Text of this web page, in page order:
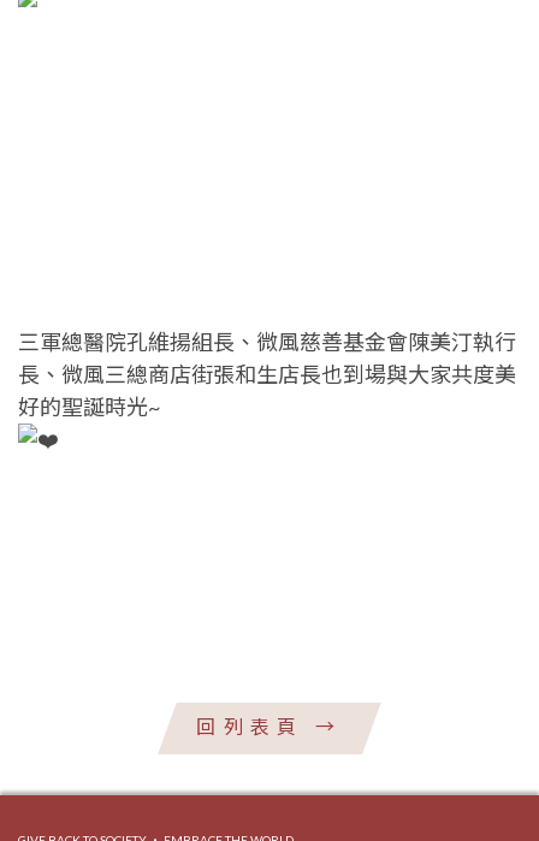
三軍總醫院孔維揚組長、微風慈善基金會陳美汀執行
長、微風三總商店街張和生店長也到場與大家共度美
好的聖誕時光~
回列表頁→